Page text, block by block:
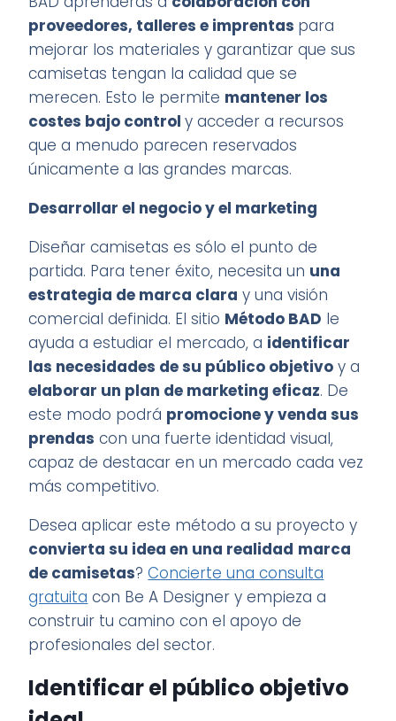
proveedores, talleres e imprentas para
mejorar los materiales y garantizar que sus
camisetas tengan la calidad que se
merecen. Esto le permite mantener los
costes bajo controly acceder a recursos
que a menudo parecen reservados
únicamente a las grandes marcas.
Desarrollar el negocio y el marketing
Diseñar camisetas es sólo el punto de
partida. Para tener éxito, necesita un una
estrategia de marca clara y una visión
comercial definida. El sitio Método BAD le
ayuda a estudiar el mercado, a identificar
las necesidades de su público objetivo y a
elaborar un plan de marketing eficaz. De
este modo podrá promocione y venda sus
prendas con una fuerte identidad visual,
capaz de destacar en un mercado cada vez
más competitivo.
Desea aplicar este método a su proyecto y
convierta su idea en una realidad marca
de camisetas?Concierte una consulta
gratuita con Be A Designer y empieza a
construir tu camino con el apoyo de
profesionales del sector.
Identificar el público objetivo